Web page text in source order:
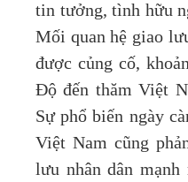
tin tưởng, tình hữu
Mối quan hệ giao
được củng cố,
Độ đến thăm Việt
Sự phổ biến ngày
Việt Nam cũng
lưu nhân dân